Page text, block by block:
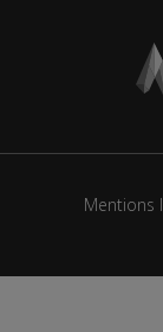
Mentions